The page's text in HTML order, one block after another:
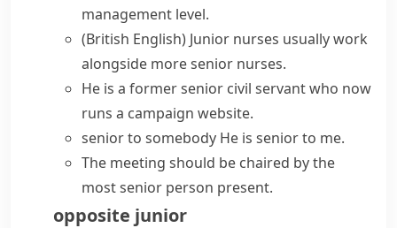
management level.
(British English) Junior nurses usually work
alongside more senior nurses.
He is a former senior civil servant who now
runs a campaign website.
senior to somebody He is senior to me.
The meeting should be chaired by the
most senior person present.
opposite junior